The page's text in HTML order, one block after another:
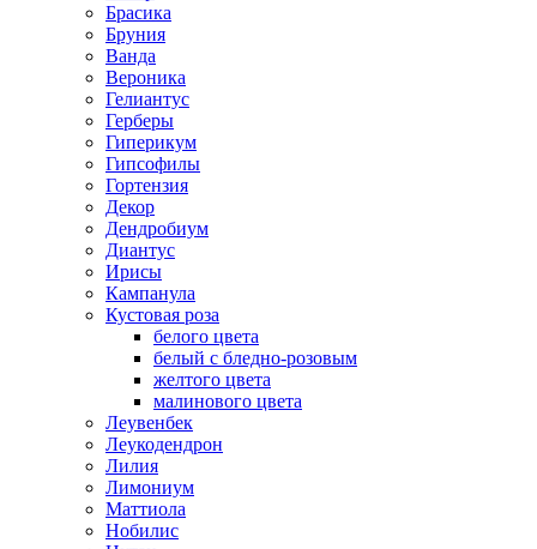
Брасика
Бруния
Ванда
Вероника
Гелиантус
Герберы
Гиперикум
Гипсофилы
Гортензия
Декор
Дендробиум
Диантус
Ирисы
Кампанула
Кустовая роза
белого цвета
белый с бледно-розовым
желтого цвета
малинового цвета
Леувенбек
Леукодендрон
Лилия
Лимониум
Маттиола
Нобилис